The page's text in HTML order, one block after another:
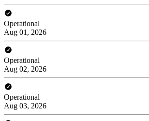
Operational
Aug 01, 2026
Operational
Aug 02, 2026
Operational
Aug 03, 2026